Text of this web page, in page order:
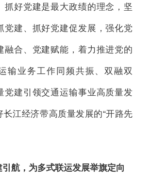
抓好党建是最大政绩的理念，坚
党建、抓好党建促发展，强化党
融合、党建赋能，着力推进党的
输业务工作同频共振、双融双
党建引领交通运输事业高质量发
长江经济带高质量发展的“开路先
，为多式联运发展举旗定向